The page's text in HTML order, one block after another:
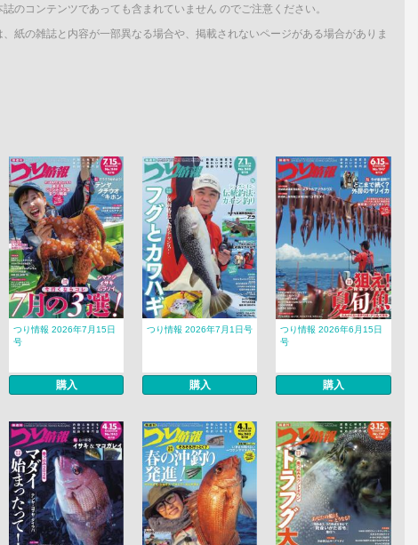
誌のコンテンツであっても含まれていません のでご注意ください。
紙の雑誌と内容が一部異なる場合や、掲載されないページがある場合がありま
つり情報 2026年7月15日
号
購入
つり情報 2026年7月1日号
購入
つり情報 2026年6月15日
号
購入